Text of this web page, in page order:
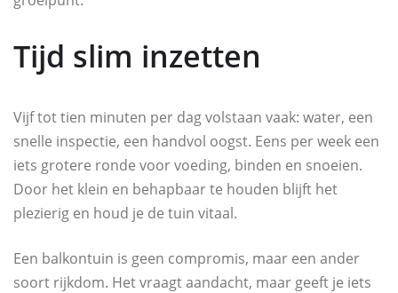
Tijd slim inzetten
Vijf tot tien minuten per dag volstaan vaak: water, een
snelle inspectie, een handvol oogst. Eens per week een
iets grotere ronde voor voeding, binden en snoeien.
Door het klein en behapbaar te houden blijft het
plezierig en houd je de tuin vitaal.
Een balkontuin is geen compromis, maar een ander
soort rijkdom. Het vraagt aandacht, maar geeft je iets